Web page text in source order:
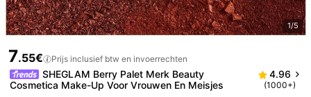
1/5
7.55€ Prijs inclusief btw en invoerrechten
SHEGLAM Berry Palet Merk Beauty
Cosmetica Make-Up Voor Vrouwen En Meisjes
4.96
(1000+)